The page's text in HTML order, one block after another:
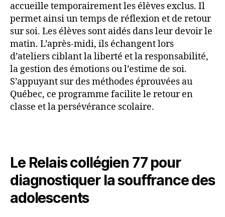
accueille temporairement les élèves exclus. Il
permet ainsi un temps de réflexion et de retour
sur soi. Les élèves sont aidés dans leur devoir le
matin. L’après-midi, ils échangent lors
d’ateliers ciblant la liberté et la responsabilité,
la gestion des émotions ou l’estime de soi.
S’appuyant sur des méthodes éprouvées au
Québec, ce programme facilite le retour en
classe et la persévérance scolaire.
Le Relais collégien 77 pour
diagnostiquer la souffrance des
adolescents